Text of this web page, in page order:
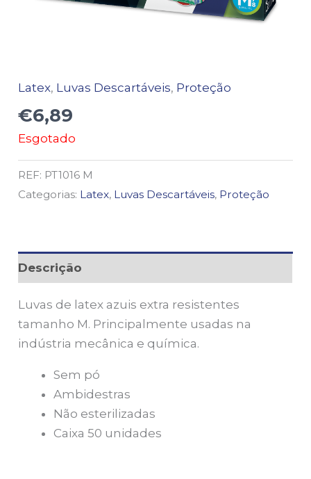
Latex, Luvas Descartáveis, Proteção
€6,89
Esgotado
REF: PT1016 M
Categorias: Latex, Luvas Descartáveis, Proteção
Descrição
Luvas de latex azuis extra resistentes
tamanho M. Principalmente usadas na
indústria mecânica e química.
Sem pó
Ambidestras
Não esterilizadas
Caixa 50 unidades